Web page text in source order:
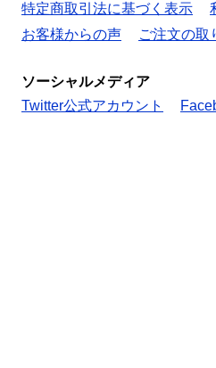
特定商取引法に基づく表示
お客様からの声
ご注文の取
ソーシャルメディア
Twitter公式アカウント